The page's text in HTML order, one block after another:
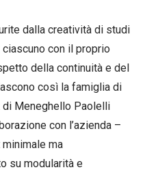
dalla creatività di studi
con il proprio
della continuità e del
così la famiglia di
Meneghello Paolelli
con l’azienda –
ma
su modularità e